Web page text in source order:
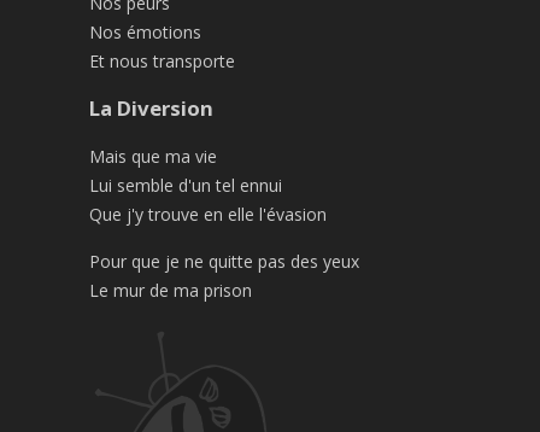
Nos émotions
Et nous transporte
La Diversion
Mais que ma vie
Lui semble d'un tel ennui
Que j'y trouve en elle l'évasion
Pour que je ne quitte pas des yeux
Le mur de ma prison